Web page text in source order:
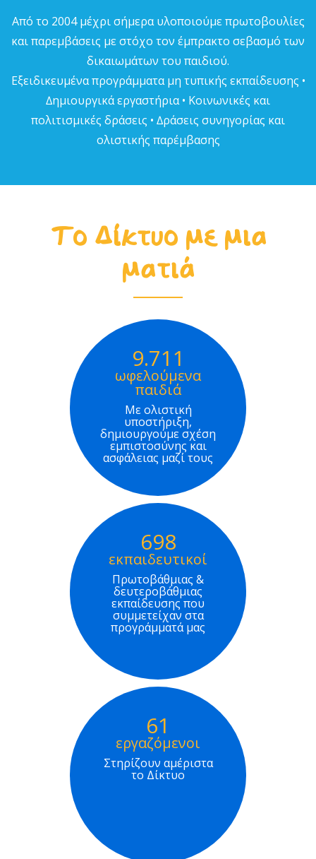
Από το 2004 µέχρι σήµερα υλοποιούµε πρωτοβουλίες
και παρεµβάσεις µε στόχο τον έµπρακτο σεβασµό των
δικαιωµάτων του παιδιού.
Εξειδικευµένα προγράµµατα µη τυπικής εκπαίδευσης •
∆ηµιουργικά εργαστήρια • Κοινωνικές και
πολιτισµικές δράσεις • ∆ράσεις συνηγορίας και
ολιστικής παρέµβασης
Το Δίκτυο με μια
ματιά
9.711
ωφελούμενα
παιδιά
Με ολιστική
υποστήριξη,
δημιουργούμε σχέση
εμπιστοσύνης και
ασφάλειας μαζί τους
698
εκπαιδευτικοί
Πρωτοβάθμιας &
δευτεροβάθμιας
εκπαίδευσης που
συμμετείχαν στα
προγράμματά μας
61
εργαζόμενοι
Στηρίζουν αμέριστα
το Δίκτυο